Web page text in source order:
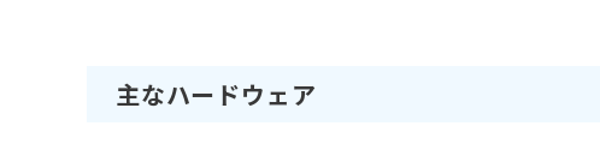
主なハードウェア